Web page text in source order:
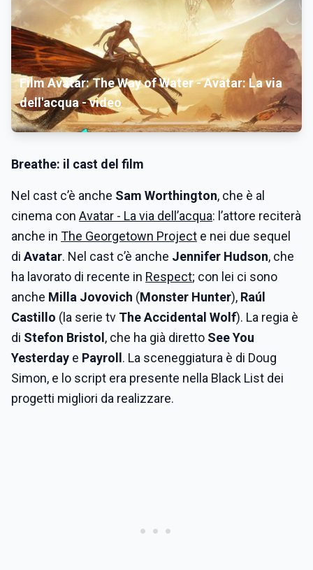
Film Avatar: The Way of Water - Avatar: La via
dell'acqua - video
Breathe: il cast del film
Nel cast c’è anche Sam Worthington, che è al
cinema con Avatar - La via dell’acqua: l’attore reciterà
anche in The Georgetown Project e nei due sequel
di Avatar. Nel cast c’è anche Jennifer Hudson, che
ha lavorato di recente in Respect; con lei ci sono
anche Milla Jovovich (Monster Hunter), Raúl
Castillo (la serie tv The Accidental Wolf). La regia è
di Stefon Bristol , che ha già diretto See You
Yesterday e Payroll . La sceneggiatura è di Doug
Simon, e lo script era presente nella Black List dei
progetti migliori da realizzare.